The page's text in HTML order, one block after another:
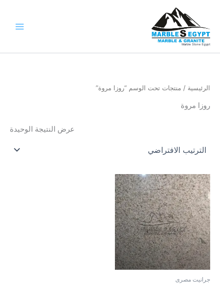
المحتوى
Marble Stone Egypt
الرئيسية / منتجات تحت الوسم “روزا مروة”
روزا مروة
عرض النتيجة الوحيدة
جرانيت مصرى